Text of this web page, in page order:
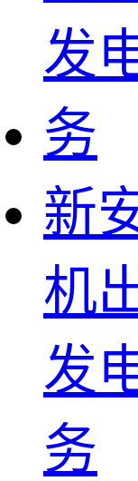
新
机
发
务